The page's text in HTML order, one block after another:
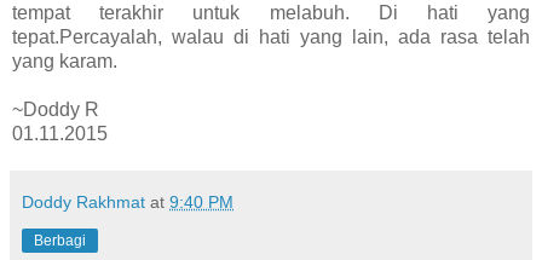
tempat terakhir untuk melabuh. Di hati yang
tepat.Percayalah, walau di hati yang lain, ada rasa telah
yang karam.
~Doddy R
01.11.2015
Doddy Rakhmat at 9:40 PM
Berbagi